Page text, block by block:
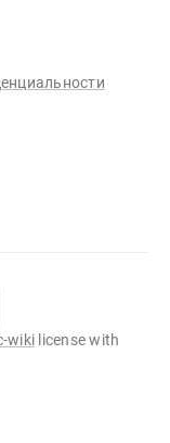
wiki license with